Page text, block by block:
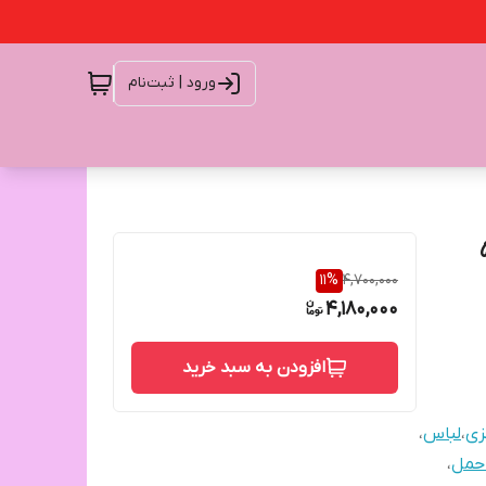
ورود | ثبت‌نام
وزن۵۸
،لباس،
حمل،
4,700,000
11%
4,180,000
افزودن به سبد خرید